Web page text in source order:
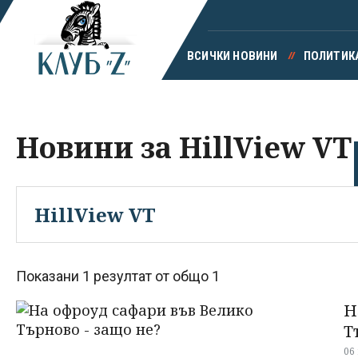
ВСИЧКИ НОВИНИ
Новини за HillView VT
Показани 1 резултат от общо 1